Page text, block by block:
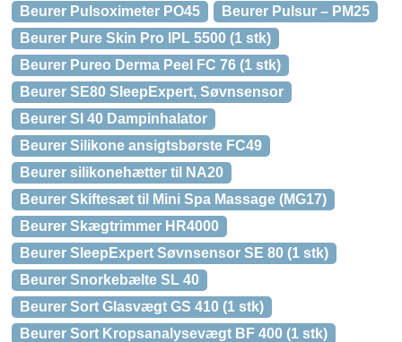
Beurer Pulsoximeter PO45
Beurer Pulsur – PM25
Beurer Pure Skin Pro IPL 5500 (1 stk)
Beurer Pureo Derma Peel FC 76 (1 stk)
Beurer SE80 SleepExpert, Søvnsensor
Beurer SI 40 Dampinhalator
Beurer Silikone ansigtsbørste FC49
Beurer silikonehætter til NA20
Beurer Skiftesæt til Mini Spa Massage (MG17)
Beurer Skægtrimmer HR4000
Beurer SleepExpert Søvnsensor SE 80 (1 stk)
Beurer Snorkebælte SL 40
Beurer Sort Glasvægt GS 410 (1 stk)
Beurer Sort Kropsanalysevægt BF 400 (1 stk)